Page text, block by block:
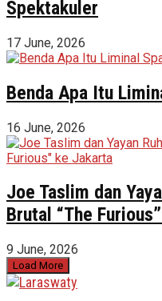
Spektakuler
17 June, 2026
Benda Apa Itu
16 June, 2026
Joe Taslim dan
Brutal “The
9 June, 2026
Load More